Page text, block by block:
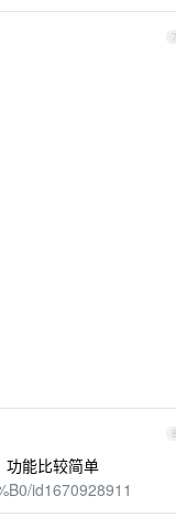
7
8
功能比较简单
id1670928911